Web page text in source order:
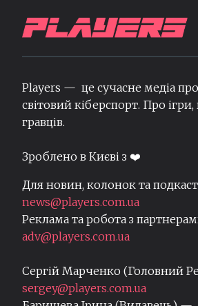
Players — це сучасне медіа
світовий кіберспорт. Про ігри,
гравців.
Зроблено в Києві з ❤️
Для новин, колонок та
news@players.com.ua
Реклама та робота з
adv@players.com.ua
Сергій Марченко (Головний
sergey@players.com.ua